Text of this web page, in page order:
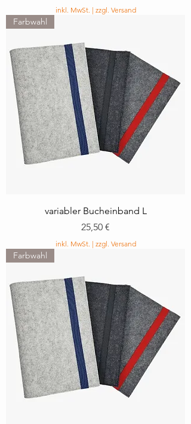
inkl. MwSt. | zzgl. Versand
Farbwahl
variabler Bucheinband L
Preis
25,50 €
inkl. MwSt. | zzgl. Versand
Farbwahl